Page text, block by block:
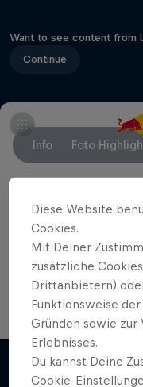
Want to see content from
Continue
Info Foto
Diese Website
Cookies.
Mit Deiner
zusätzliche
Drittanbietern)
Funktionsweise
Gründen sowie zur
Erlebnisses.
Du kannst Deine
Cookie-